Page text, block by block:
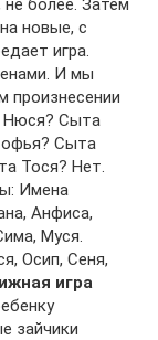
новые, с
игра.
И мы
произнесении
Нюся? Сыта
Сыта
Тося? Нет.
Имена
Анфиса,
Муся.
Осип, Сеня,
игра
зайчики